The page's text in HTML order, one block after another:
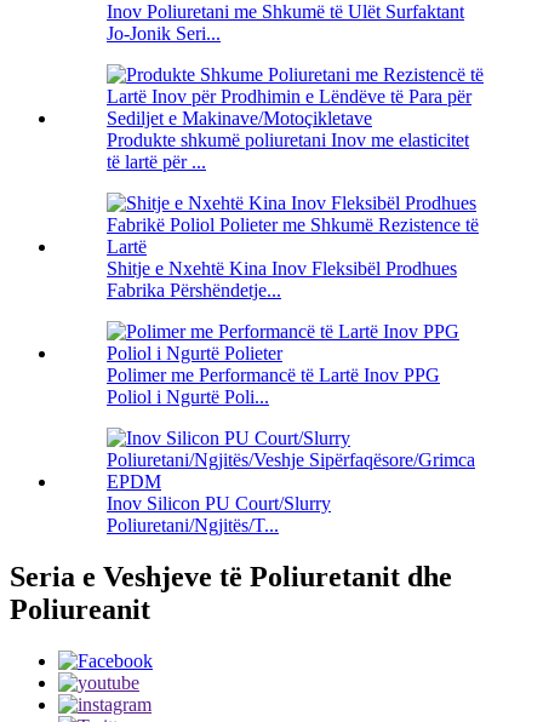
Inov Poliuretani me Shkumë të Ulët Surfaktant
Jo-Jonik Seri...
Produkte shkumë poliuretani Inov me elasticitet
të lartë për ...
Shitje e Nxehtë Kina Inov Fleksibël Prodhues
Fabrika Përshëndetje...
Polimer me Performancë të Lartë Inov PPG
Poliol i Ngurtë Poli...
Inov Silicon PU Court/Slurry
Poliuretani/Ngjitës/T...
Seria e Veshjeve të Poliuretanit dhe
Poliureanit